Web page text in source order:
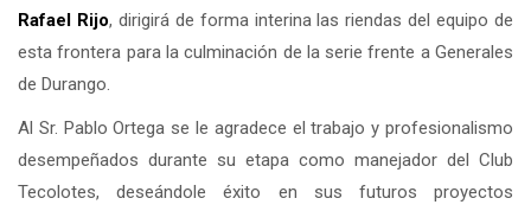
Rafael Rijo, dirigirá de forma interina las riendas del equipo de
esta frontera para la culminación de la serie frente a Generales
de Durango.
Al Sr. Pablo Ortega se le agradece el trabajo y profesionalismo
desempeñados durante su etapa como manejador del Club
Tecolotes, deseándole éxito en sus futuros proyectos